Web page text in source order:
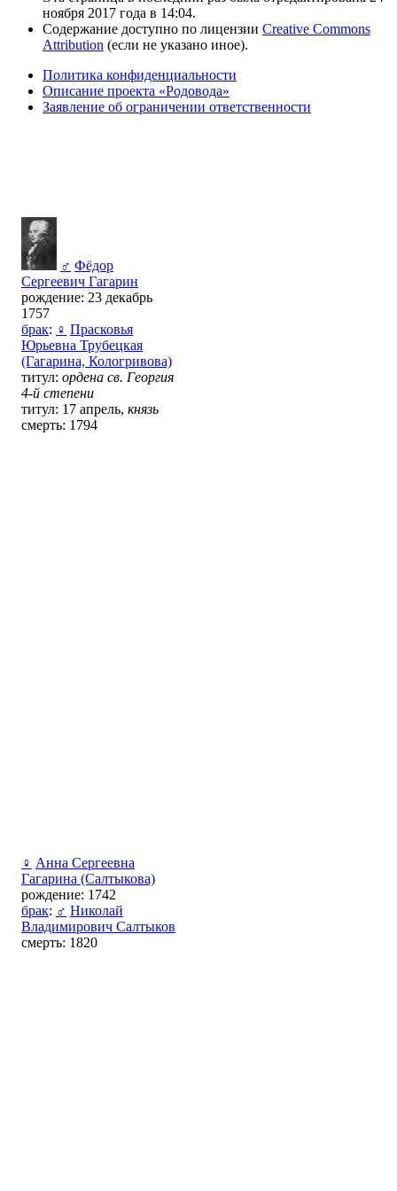
♂ Фёдор
Сергеевич Гагарин
рождение: 23 декабрь
1757
брак: ♀ Прасковья
Юрьевна Трубецкая
(Гагарина, Кологривова)
титул: ордена св. Георгия
4-й степени
титул: 17 апрель, князь
смерть: 1794
♀ Анна Сергеевна
Гагарина (Салтыкова)
рождение: 1742
брак: ♂ Николай
Владимирович Салтыков
смерть: 1820
ноября 2017 года в 14:04.
Содержание доступно по лицензии Creative Commons
Attribution (если не указано иное).
Политика конфиденциальности
Описание проекта «Родовода»
Заявление об ограничении ответственности